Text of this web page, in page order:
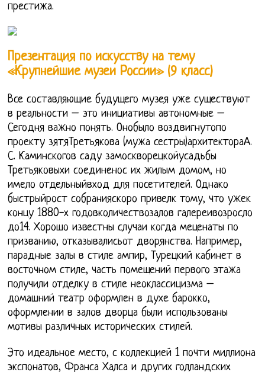
престижа.
Презентация по искусству на тему
«Крупнейшие музеи России» (9 класс)
Все составляющие будущего музея уже существуют
в реальности – это инициативы автономные –
Сегодня важно понять. Онобыло воздвигнутопо
проекту зятяТретьякова (мужа сестры)архитектораА.
С. Каминскогов саду замоскворецкойусадьбы
Третьяковыхи соединенос их жилым домом, но
имело отдельныйвход для посетителей. Однако
быстрыйрост собранияскоро привелк тому, что ужек
концу 1880-х годовколичествозалов галереивозросло
до14. Хорошо известны случаи когда меценаты по
призванию, отказывалисьот дворянства. Например,
парадные залы в стиле ампир, Турецкий кабинет в
восточном стиле, часть помещений первого этажа
получили отделку в стиле неоклассицизма –
домашний театр оформлен в духе барокко,
оформлении в залов дворца были использованы
мотивы различных исторических стилей.
Это идеальное место, с коллекцией 1 почти миллиона
экспонатов, Франса Халса и других голландских